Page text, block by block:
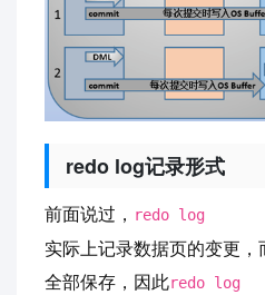
redo log记录形式
前面说过， redo log
实际上记录数据页的变更
全部保存，因此redo log